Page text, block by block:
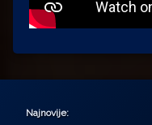
Najnovije: